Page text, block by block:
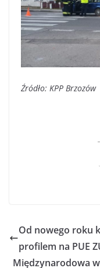
Źródło: KPP Brzozów
Od nowego roku
profilem na PUE
Międzynarodowa